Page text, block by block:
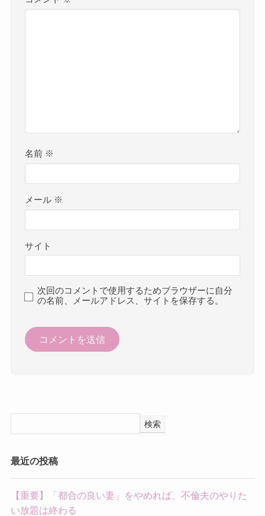
名前 ※
メール ※
サイト
次回のコメントで使用するためブラウザーに自分
の名前、メールアドレス、サイトを保存する。
検索
最近の投稿
【重要】「都合の良い妻」をやめれば、不倫夫のやりた
い放題は終わる